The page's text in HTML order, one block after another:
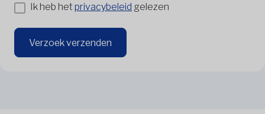
Ik heb hetprivacybeleid gelezen
Verzoek verzenden